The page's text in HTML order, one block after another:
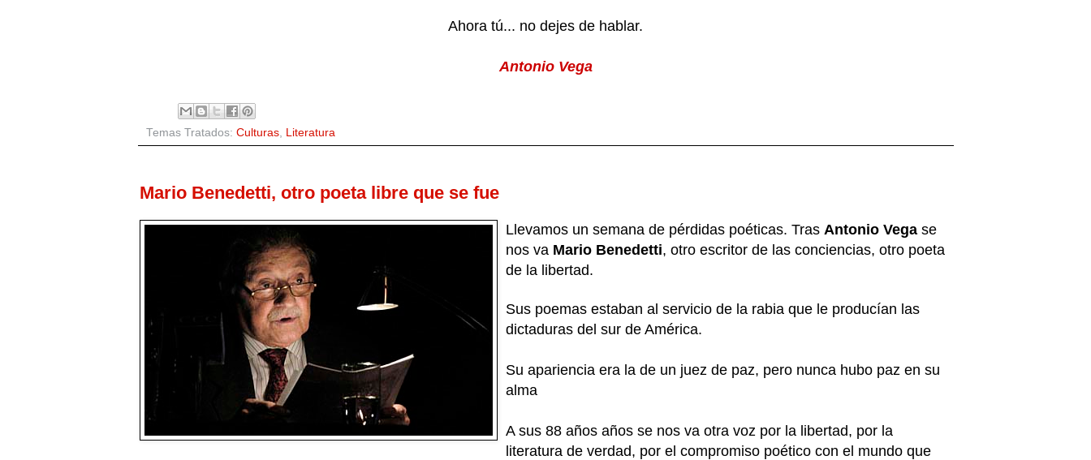
Ahora tú... no dejes de hablar.
Antonio Vega
Temas Tratados: Culturas, Literatura
Mario Benedetti, otro poeta libre que se fue
Llevamos un semana de pérdidas poéticas. Tras Antonio Vegase
nos va Mario Benedetti, otro escritor de las conciencias, otro poeta
de la libertad.
Sus poemas estaban al servicio de la rabia que le producían las
dictaduras del sur de América.
Su apariencia era la de un juez de paz, pero nunca hubo paz en su
alma
A sus 88 años años se nos va otra voz por la libertad, por la
literatura de verdad, por el compromiso poético con el mundo que